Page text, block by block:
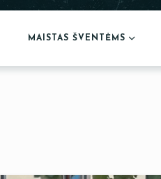
MAISTAS ŠVENTĖMS